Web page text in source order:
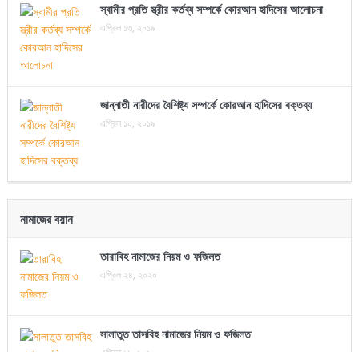
স্বামীর প্রতি স্ত্রীর কর্তব্য সম্পর্কে কোরআন হাদিসের আলোচনা
এপ্রিল ১৩, ২০১৯
জান্নাতী নারীদের বৈশিষ্ট্য সম্পর্কে কোরআন হাদিসের বক্তব্য
এপ্রিল ১০, ২০১৯
নামাজের বয়ান
তারাবিহ নামাজের নিয়ম ও ফজিলত
এপ্রিল ২৪, ২০২০
সালাতুত তাসবিহ নামাজের নিয়ম ও ফজিলত